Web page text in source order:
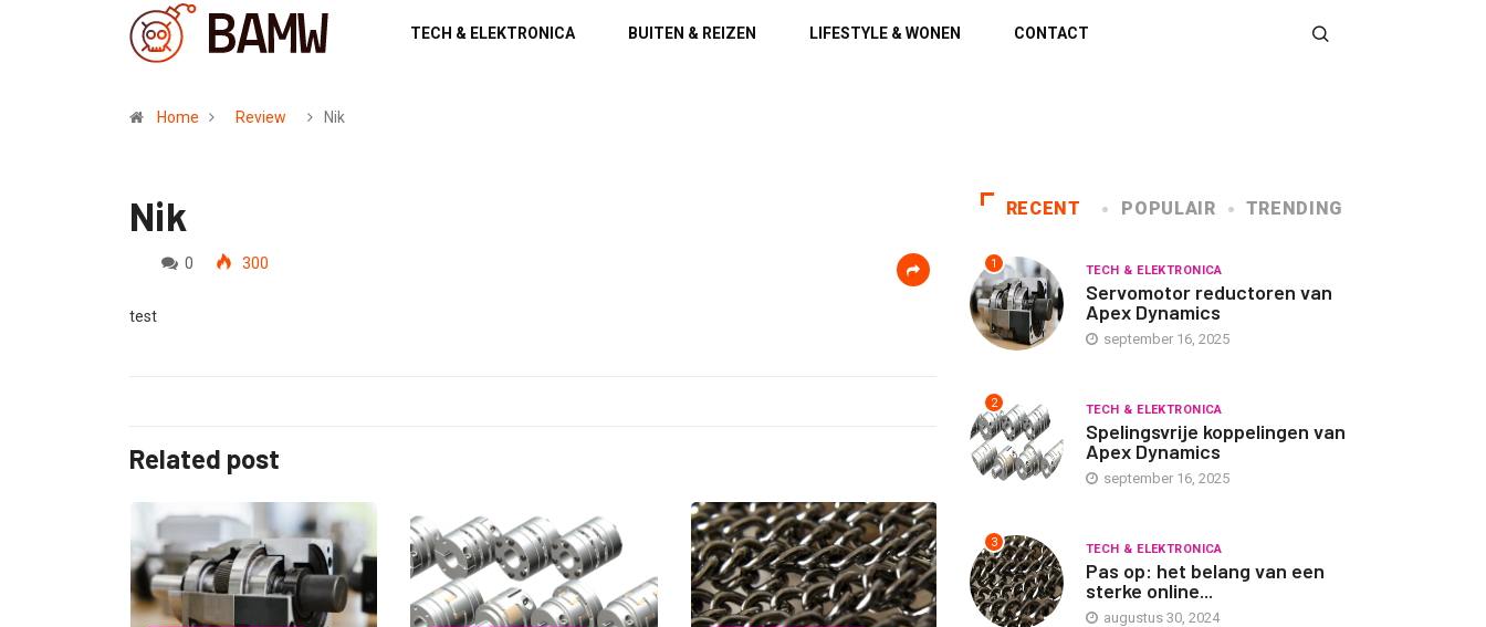
TECH & ELEKTRONICA BUITEN & REIZEN LIFESTYLE & WONEN CONTACT
Home Review Nik
Nik
0 300
test
Related post
RECENT POPULAIR TRENDING
1 TECH & ELEKTRONICA
Servomotor reductoren van
Apex Dynamics
september 16, 2025
2 TECH & ELEKTRONICA
Spelingsvrije koppelingen van
Apex Dynamics
september 16, 2025
3 TECH & ELEKTRONICA
Pas op: het belang van een
sterke online...
augustus 30, 2024